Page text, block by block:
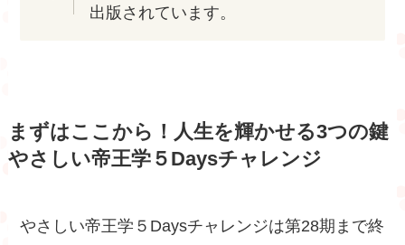
出版されています。
まずはここから！人生を輝かせる3つの鍵
やさしい帝王学５Daysチャレンジ
やさしい帝王学５Daysチャレンジは第28期まで終